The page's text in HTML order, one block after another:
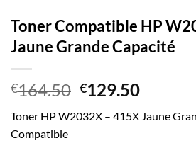
Toner Compatible HP
Jaune Grande Capacité
€164.50 Le
initial
€129.50Le
actuel
Toner HP W2032X – 415X Jaune
Compatible